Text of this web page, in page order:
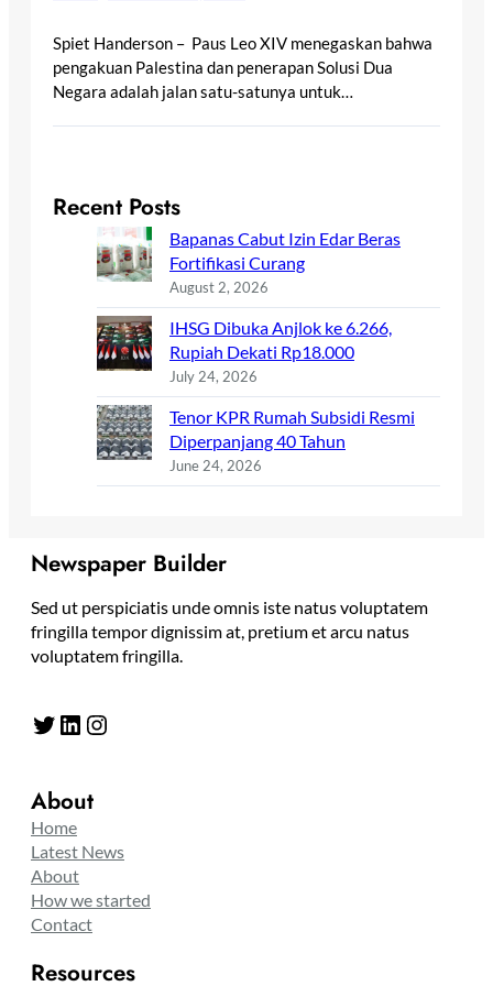
Spiet Handerson – Paus Leo XIV menegaskan bahwa
pengakuan Palestina dan penerapan Solusi Dua
Negara adalah jalan satu-satunya untuk…
Recent Posts
Bapanas Cabut Izin Edar Beras
Fortifikasi Curang
August 2, 2026
IHSG Dibuka Anjlok ke 6.266,
Rupiah Dekati Rp18.000
July 24, 2026
Tenor KPR Rumah Subsidi Resmi
Diperpanjang 40 Tahun
June 24, 2026
Newspaper Builder
Sed ut perspiciatis unde omnis iste natus voluptatem
fringilla tempor dignissim at, pretium et arcu natus
voluptatem fringilla.
Twitter LinkedIn Instagram
About
Home
Latest News
About
How we started
Contact
Resources